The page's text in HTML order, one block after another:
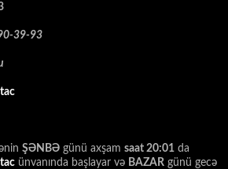
39-93
ŞƏNBƏ günü axşam saat 20:01 da
ünvanında başlayar və BAZAR günü gecə